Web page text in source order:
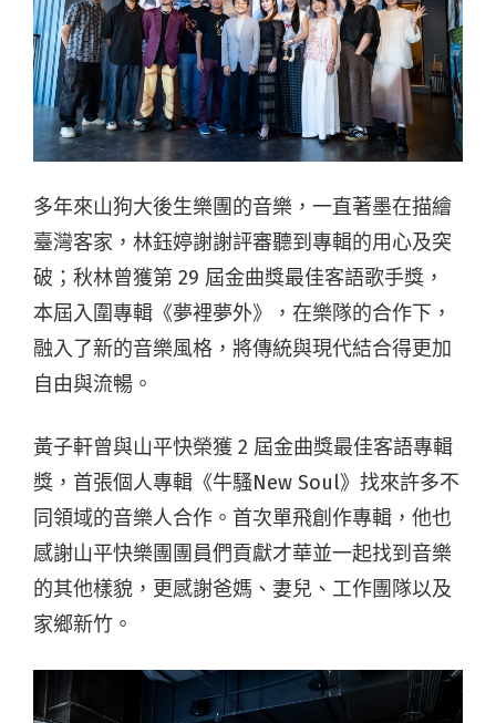
多年來山狗大後生樂團的音樂，一直著墨在描繪
臺灣客家，林鈺婷謝謝評審聽到專輯的用心及突
破；秋林曾獲第 29 屆金曲獎最佳客語歌手獎，
本屆入圍專輯《夢裡夢外》，在樂隊的合作下，
融入了新的音樂風格，將傳統與現代結合得更加
自由與流暢。
黃子軒曾與山平快榮獲 2 屆金曲獎最佳客語專輯
獎，首張個人專輯《牛騷New Soul》找來許多不
同領域的音樂人合作。首次單飛創作專輯，他也
感謝山平快樂團團員們貢獻才華並一起找到音樂
的其他樣貌，更感謝爸媽、妻兒、工作團隊以及
家鄉新竹。